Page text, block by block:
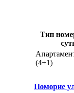
Тип
(4+1)
Поморие